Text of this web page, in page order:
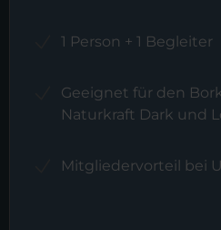
1 Person + 1 Begleiter
Geeignet für den
Naturkraft Dark und
Mitgliedervorteil bei